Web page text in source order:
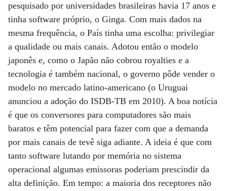
pesquisado por universidades brasileiras havia 17 anos e
tinha software próprio, o Ginga. Com mais dados na
mesma frequência, o País tinha uma escolha: privilegiar
a qualidade ou mais canais. Adotou então o modelo
japonês e, como o Japão não cobrou royalties e a
tecnologia é também nacional, o governo pôde vender o
modelo no mercado latino-americano (o Uruguai
anunciou a adoção do ISDB-TB em 2010). A boa notícia
é que os conversores para computadores são mais
baratos e têm potencial para fazer com que a demanda
por mais canais de tevê siga adiante. A ideia é que com
tanto software lutando por memória no sistema
operacional algumas emissoras poderiam prescindir da
alta definição. Em tempo: a maioria dos receptores não